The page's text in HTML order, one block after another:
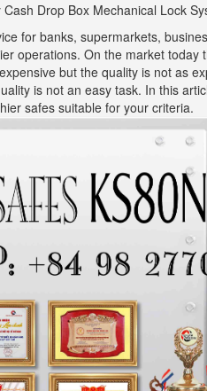
Drop Box Mechanical Lock
for banks, supermarkets,
operations. On the market
but the quality is not as
is not an easy task. In this
safes suitable for your criteria.